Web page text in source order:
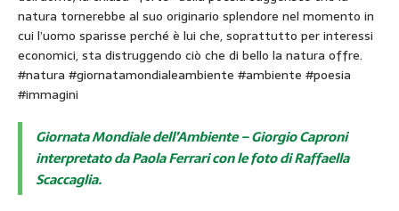
natura tornerebbe al suo originario splendore nel momento in
cui l’uomo sparisse perché è lui che, soprattutto per interessi
economici, sta distruggendo ciò che di bello la natura offre.
#natura #giornatamondialeambiente #ambiente #poesia
#immagini
Giornata Mondiale dell’Ambiente – Giorgio Caproni
interpretato da Paola Ferrari con le foto di Raffaella
Scaccaglia.